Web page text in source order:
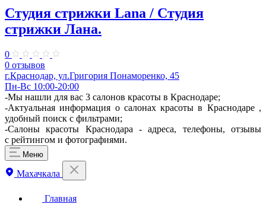
Студия стрижки Lana / Студия
стрижки Лана.
0
0 отзывов
г.Краснодар, ул.Григория Понаморенко, 45
Пн-Вс 10:00-20:00
-Мы нашли для вас 3 салонов красоты в Краснодаре;
-Актуальная информация о салонах красоты в Краснодаре ,
удобный поиск с фильтрами;
-Салоны красоты Краснодара - адреса, телефоны, отзывы
с рейтингом и фотографиями.
Меню
Махачкала
Главная